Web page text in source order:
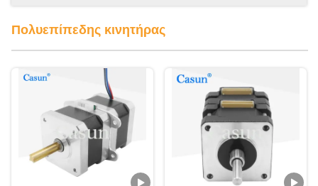
Πολυεπίπεδης κινητήρας